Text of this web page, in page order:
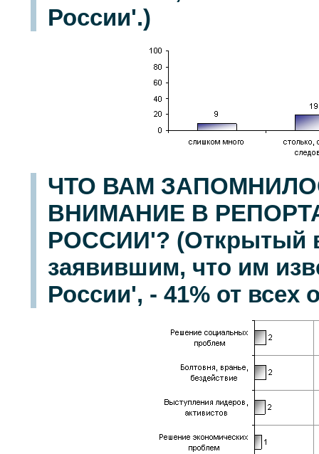
России'.)
ЧТО ВАМ
ВНИМАНИЕ В
РОССИИ'? (Открытый
заявившим, что им
России', - 41% от